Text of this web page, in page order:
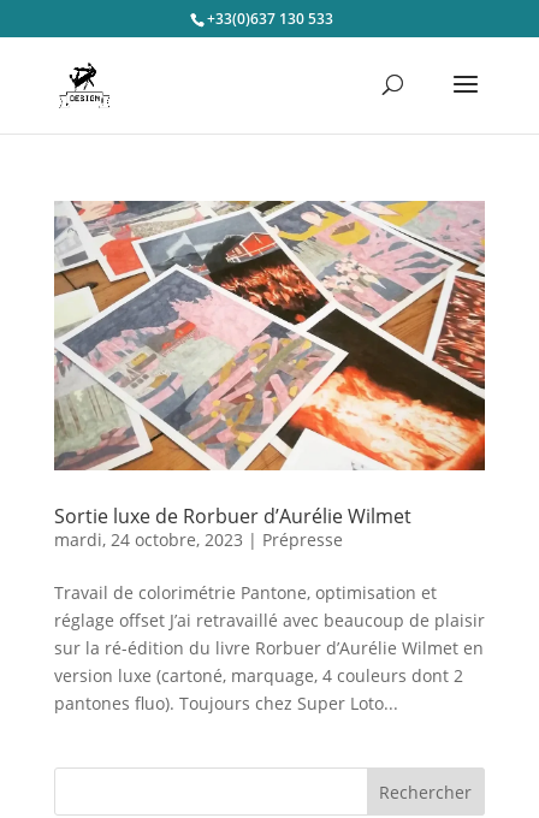
+33(0)637 130 533
Sortie luxe de Rorbuer d’Aurélie Wilmet
mardi, 24 octobre, 2023 | Prépresse
Travail de colorimétrie Pantone, optimisation et
réglage offset J’ai retravaillé avec beaucoup de plaisir
sur la ré-édition du livre Rorbuer d’Aurélie Wilmet en
version luxe (cartoné, marquage, 4 couleurs dont 2
pantones fluo). Toujours chez Super Loto...
Rechercher